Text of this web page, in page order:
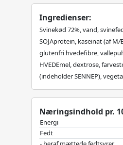
Ingredienser:
Svinekød 72%, vand,
SOJAprotein, kaseinat (af
glutenfri hvedefibre,
HVEDEmel, dextrose,
(indeholder SENNEP),
Næringsindhold pr.
Energi
Fedt